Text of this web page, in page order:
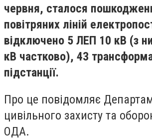
червня, сталося
повітряних ліній
відключено 5 ЛЕП 10 кВ (з
кВ частково), 43
підстанції.
Про це повідомляє
цивільного захисту та
ОДА.